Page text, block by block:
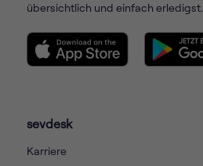
übersichtlich und einfach erledigst.
sevdesk
Karriere